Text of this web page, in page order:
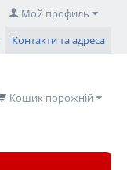
Мой профиль
Контакти та адреса
Кошик порожній